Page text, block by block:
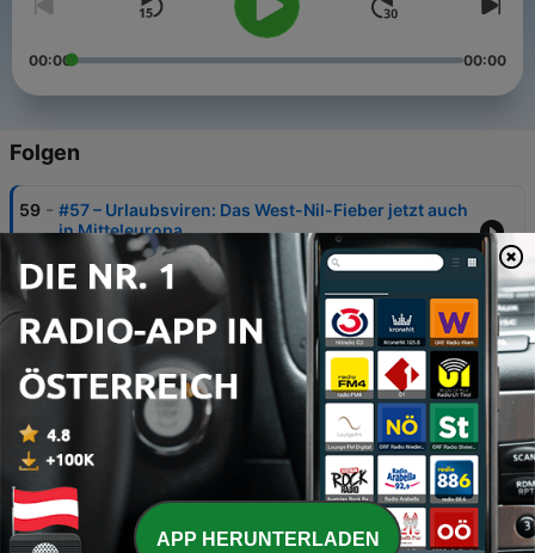
00:00 00:00
Folgen
59 - #57 – Urlaubsviren: Das West-Nil-Fieber jetzt auch
in Mitteleuropa
04 Aug. 2026
58
#56 – Urlaubsviren: Das Oropouche-Virus aus
dem Amazonas
28 Jul. 2026
57 - #55 – Urlaubsviren: Skandinavien und das
Sindbis-Virus
21 Jul. 2026
56 - #54 – Urlaubsviren: Pappataci-Fieber und das
Toskana-Virus
14 Jul. 2026 APP HERUNTERLADEN